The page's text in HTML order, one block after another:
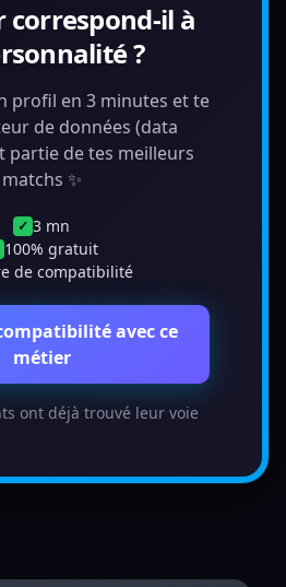
correspond-il à
?
profil en 3 minutes et te
de données (data
partie de tes meilleurs
matchs ✨
✓ 3 mn
100% gratuit
de compatibilité
avec ce
métier
ont déjà trouvé leur voie